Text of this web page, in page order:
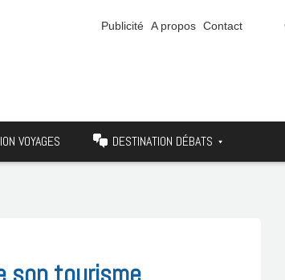
Publicité A propos Contact
VOYAGES DESTINATION DÉBATS